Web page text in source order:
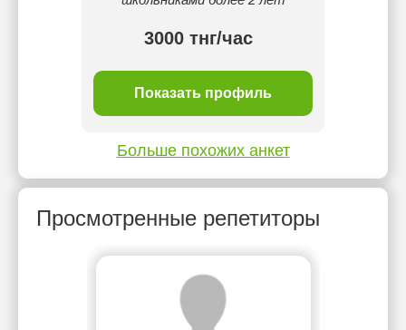
3000 тнг/час
Показать профиль
Больше похожих анкет
Просмотренные репетиторы